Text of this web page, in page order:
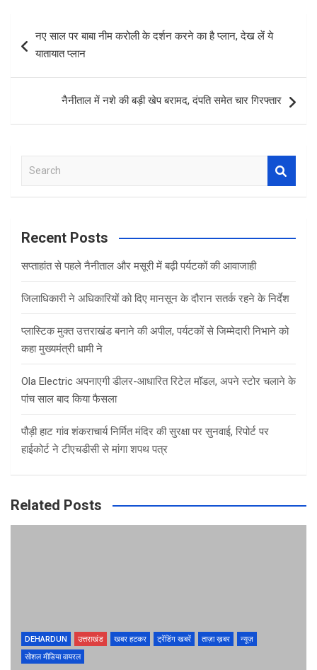
o
k
p
navigation
नए साल पर बाबा नीम करोली के दर्शन करने का है प्लान, देख लें ये
यातायात प्लान
नैनीताल में नशे की बड़ी खेप बरामद, दंपति समेत चार गिरफ्तार
a
c
Recent Posts
सप्ताहांत से पहले नैनीताल और मसूरी में बढ़ी पर्यटकों की आवाजाही
जिलाधिकारी ने अधिकारियों को दिए मानसून के दौरान सतर्क रहने के निर्देश
प्लास्टिक मुक्त उत्तराखंड बनाने की अपील, पर्यटकों से जिम्मेदारी निभाने को
कहा मुख्यमंत्री धामी ने
Ola Electric अपनाएगी डीलर-आधारित रिटेल मॉडल, अपने स्टोर चलाने के
पांच साल बाद किया फैसला
पौड़ी हाट गांव शंकराचार्य निर्मित मंदिर की सुरक्षा पर सुनवाई, रिपोर्ट पर
हाईकोर्ट ने टीएचडीसी से मांगा शपथ पत्र
Related Posts
DEHARDUN उत्तराखंड खबर हटकर ट्रेंडिंग खबरें ताज़ा ख़बर
न्यूज़
सोशल मीडिया वायरल